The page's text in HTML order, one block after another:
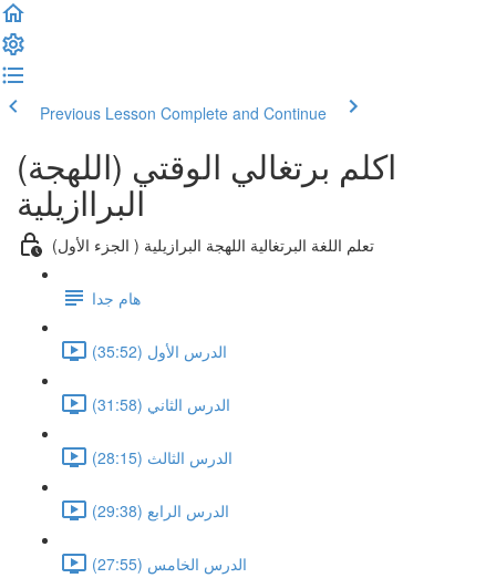
Previous Lesson Complete and Continue
(اكلم برتغالي الوقتي (اللهجة
البراازيلية
(تعلم اللغة البرتغالية اللهجة البرازيلية ( الجزء الأول
هام جدا
الدرس الأول (35:52)
الدرس الثاني (31:58)
الدرس الثالث (28:15)
الدرس الرابع (29:38)
الدرس الخامس (27:55)